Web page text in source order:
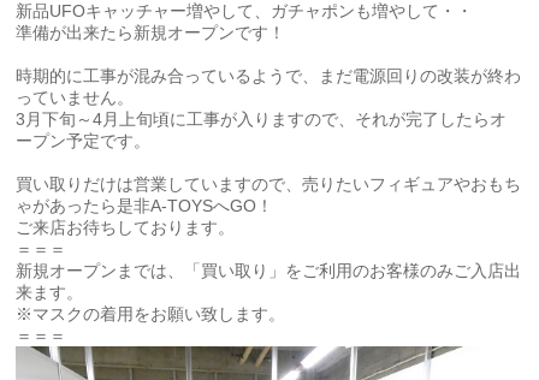
新品UFOキャッチャー増やして、ガチャポンも増やして・・
準備が出来たら新規オープンです！
時期的に工事が混み合っているようで、まだ電源回りの改装が終わ
っていません。
3月下旬～4月上旬頃に工事が入りますので、それが完了したらオ
ープン予定です。
買い取りだけは営業していますので、売りたいフィギュアやおもち
ゃがあったら是非A-TOYSへGO！
ご来店お待ちしております。
＝＝＝
新規オープンまでは、「買い取り」をご利用のお客様のみご入店出
来ます。
※マスクの着用をお願い致します。
＝＝＝